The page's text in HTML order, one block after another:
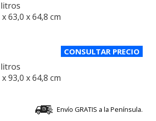
litros
63,0 x 64,8 cm
litros
93,0 x 64,8 cm
Envío GRATIS a la Península.